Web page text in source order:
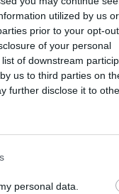
utilized by us or
prior to your opt-
of your personal
of downstream
us to third parties on
further disclose it to
personal data.
nie żyje, sześć w
się na dotkliwe
34. Finał WOŚP
próg podatkowy.
ICE zastrzelili 37-